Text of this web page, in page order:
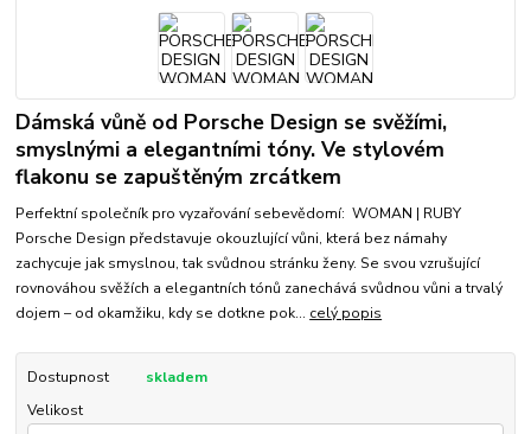
Dámská vůně od Porsche Design se svěžími,
smyslnými a elegantními tóny. Ve stylovém
flakonu se zapuštěným zrcátkem
Perfektní společník pro vyzařování sebevědomí: WOMAN | RUBY
Porsche Design představuje okouzlující vůni, která bez námahy
zachycuje jak smyslnou, tak svůdnou stránku ženy. Se svou vzrušující
rovnováhou svěžích a elegantních tónů zanechává svůdnou vůni a trvalý
dojem – od okamžiku, kdy se dotkne pok... celý popis
Dostupnost
skladem
Velikost